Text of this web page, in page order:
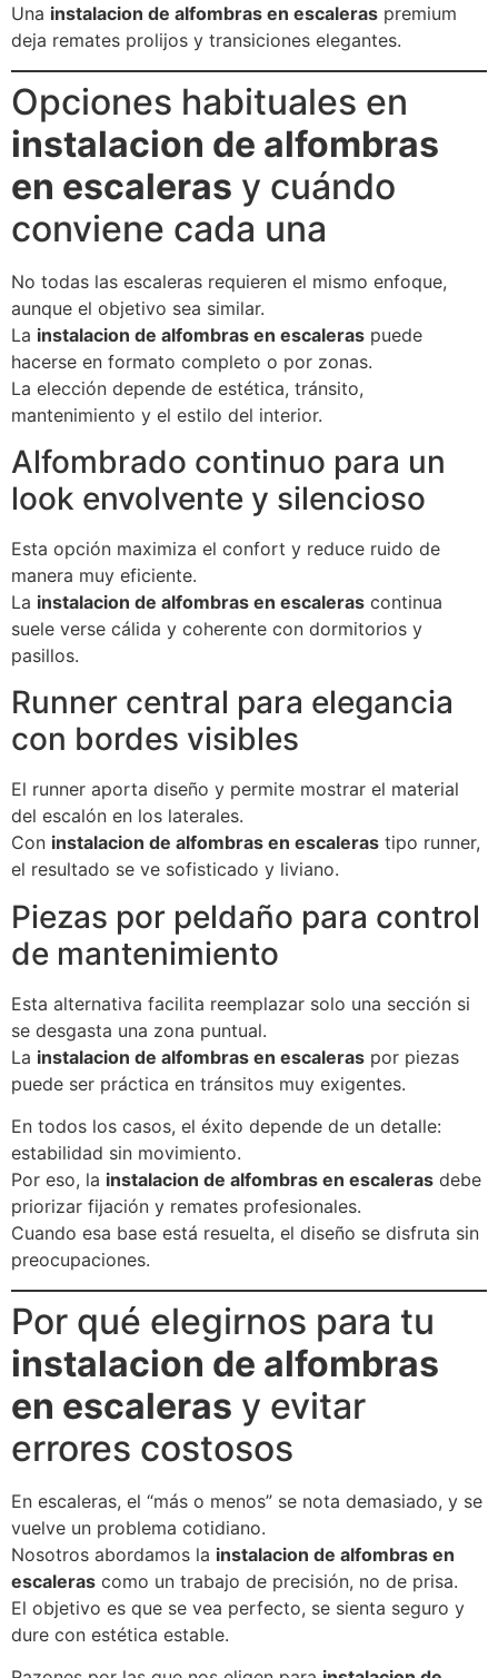
Una instalacion de alfombras en escaleras premium
deja remates prolijos y transiciones elegantes.
Opciones habituales en
instalacion de alfombras
en escaleras y cuándo
conviene cada una
No todas las escaleras requieren el mismo enfoque,
aunque el objetivo sea similar.
La instalacion de alfombras en escaleras puede
hacerse en formato completo o por zonas.
La elección depende de estética, tránsito,
mantenimiento y el estilo del interior.
Alfombrado continuo para un
look envolvente y silencioso
Esta opción maximiza el confort y reduce ruido de
manera muy eficiente.
La instalacion de alfombras en escaleras continua
suele verse cálida y coherente con dormitorios y
pasillos.
Runner central para elegancia
con bordes visibles
El runner aporta diseño y permite mostrar el material
del escalón en los laterales.
Con instalacion de alfombras en escaleras tipo runner,
el resultado se ve sofisticado y liviano.
Piezas por peldaño para control
de mantenimiento
Esta alternativa facilita reemplazar solo una sección si
se desgasta una zona puntual.
La instalacion de alfombras en escaleras por piezas
puede ser práctica en tránsitos muy exigentes.
En todos los casos, el éxito depende de un detalle:
estabilidad sin movimiento.
Por eso, la instalacion de alfombras en escaleras debe
priorizar fijación y remates profesionales.
Cuando esa base está resuelta, el diseño se disfruta sin
preocupaciones.
Por qué elegirnos para tu
instalacion de alfombras
en escaleras y evitar
errores costosos
En escaleras, el “más o menos” se nota demasiado, y se
vuelve un problema cotidiano.
Nosotros abordamos la instalacion de alfombras en
escaleras como un trabajo de precisión, no de prisa.
El objetivo es que se vea perfecto, se sienta seguro y
dure con estética estable.